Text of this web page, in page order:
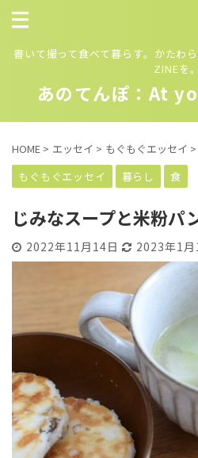
書いて撮って食べて暮らす。かたわ
ZINEを。
あのてんぽ：At
HOME > エッセイ > もぐもぐエッセイ >
もぐもぐエッセイ
暮らし 食
じみなスープと米粉パ
2022年11月14日 2023年1月